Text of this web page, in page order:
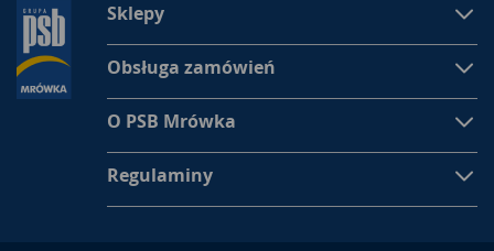
Sklepy
Obsługa zamówień
O PSB Mrówka
Regulaminy